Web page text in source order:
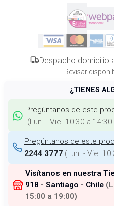
Despacho domicilio
Revisar
¿TIENES
Pregúntanos de este
(Lun. - Vie. 10:30 a
Pregúntanos de este
2244 3777 (Lun. - Vie.
Visítanos en nuestra
918 - Santiago - Chile (
15:00 a 19:00)